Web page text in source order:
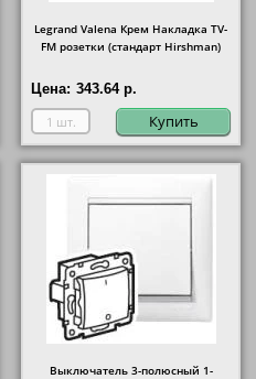
Legrand Valena Крем Накладка TV-
FM розетки (стандарт Hirshman)
Цена: 343.64 р.
Купить
Выключатель 3-полюсный 1-